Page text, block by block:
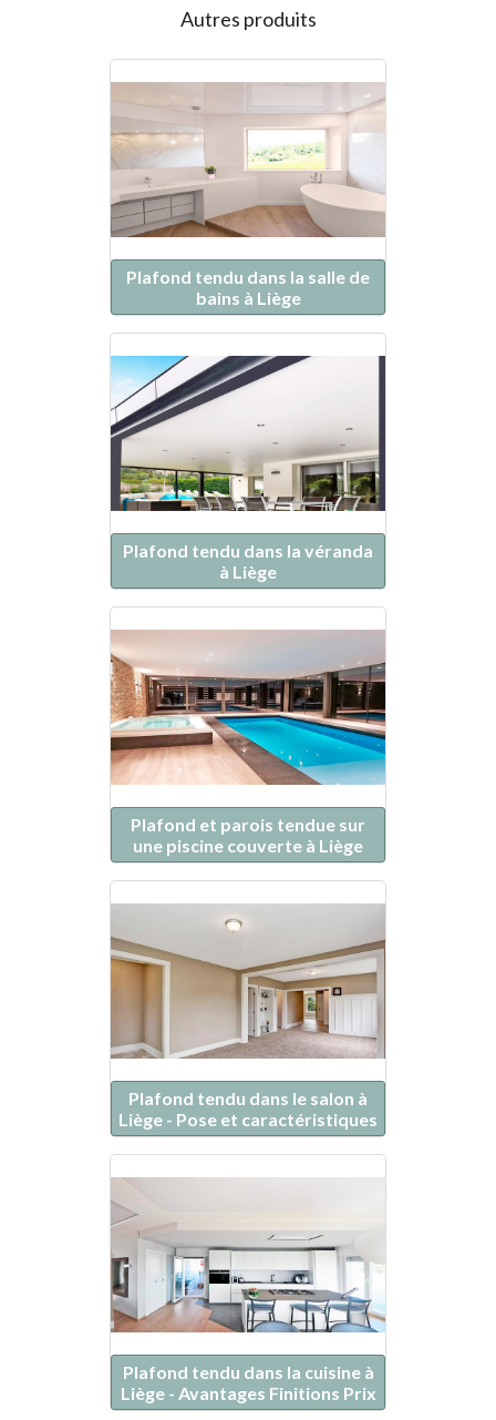
Autres produits
Plafond tendu dans la salle de
bains à Liège
Plafond tendu dans la véranda
à Liège
Plafond et parois tendue sur
une piscine couverte à Liège
Plafond tendu dans le salon à
Liège - Pose et caractéristiques
Plafond tendu dans la cuisine à
Liège - Avantages Finitions Prix